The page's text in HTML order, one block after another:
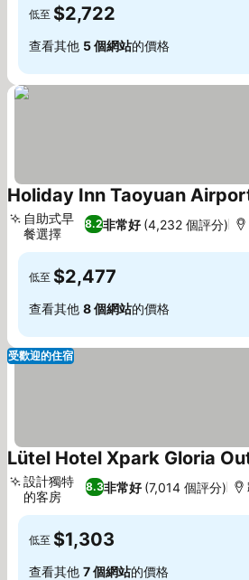
低至 $2,722
查看其他 5 個網站的價格
Holiday Inn Taoyuan
8.2非常好 (4,232 個評分)
自助式早
餐選擇
低至 $2,477
查看其他 8 個網站的價格
受歡迎的住宿
Lütel Hotel Xpark Gloria
8.3非常好 (7,014 個評分)
設計獨特
的客房
低至 $1,303
查看其他 7 個網站的價格